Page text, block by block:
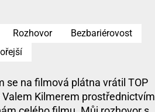
Rozhovor
Bezbariérovost
se na filmová plátna vrátil TOP
Valem Kilmerem prostřednictvím